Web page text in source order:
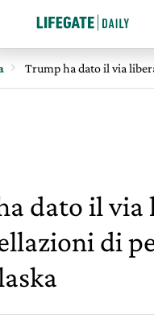
Trump ha dato il via
dato il via
di